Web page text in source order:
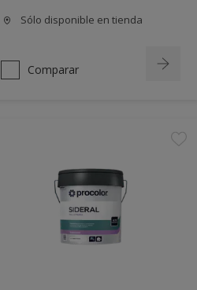
Sólo disponible en tienda
Comparar